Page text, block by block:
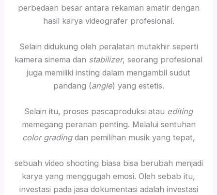
perbedaan besar antara rekaman amatir dengan
hasil karya videografer profesional.
Selain didukung oleh peralatan mutakhir seperti
kamera sinema dan stabilizer, seorang profesional
juga memiliki insting dalam mengambil sudut
pandang (angle) yang estetis.
Selain itu, proses pascaproduksi atau editing
memegang peranan penting. Melalui sentuhan
color gradingdan pemilihan musik yang tepat,
sebuah video shooting biasa bisa berubah menjadi
karya yang menggugah emosi. Oleh sebab itu,
investasi pada jasa dokumentasi adalah investasi